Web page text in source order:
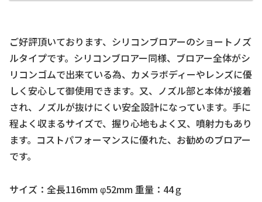
ご好評頂いております、シリコンブロアーのショートノズ
ルタイプです。シリコンブロアー同様、ブロアー全体がシ
リコンゴムで出来ている為、カメラボディーやレンズに優
しく安心して御使用できます。又、ノズル部と本体が接着
され、ノズルが抜けにくい安全設計になっています。手に
程よく収まるサイズで、握り心地もよく又、噴射力もあり
ます。コストパフォーマンスに優れた、お勧めのブロアー
です。
サイズ：全長116mm φ52mm 重量：44ｇ